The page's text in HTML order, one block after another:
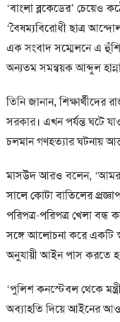
‘বাংলা ব্লকেডের’ চেয়েও
‘বৈষম্যবিরোধী ছাত্র
এক সংবাদ সম্মেলনে এ
অন্যতম সমন্বয়ক আব্দুল
তিনি জানান, শিক্ষার্থীদের
সরকার। এখন পর্যন্ত ঘটে
চলমান গণহত্যার ঘটনায়
মাসউদ আরও বলেন,
সালে কোটা বাতিলের
পরিপত্র-পরিপত্র খেলা বন্ধ
সঙ্গে আলোচনা করে একটি
অনুযায়ী আইন পাস করতে
‘পুলিশ কনস্টেবল থেকে
অব্যাহতি দিয়ে আইনের